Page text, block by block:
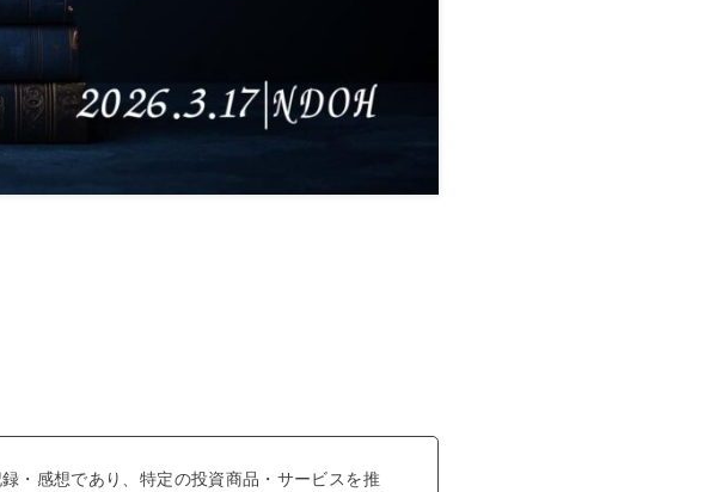
・感想であり、特定の投資商品・サービスを推